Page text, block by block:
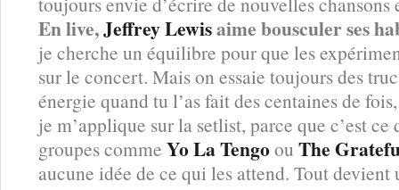
En live,Jeffrey Lewisaime bousculer ses
je cherche un équilibre pour que les
sur le concert. Mais on essaie toujours des
énergie quand tu l’as fait des centaines de
je m’applique sur la setlist, parce que c’est ce
groupes comme Yo La Tengoou The
aucune idée de ce qui les attend. Tout devient